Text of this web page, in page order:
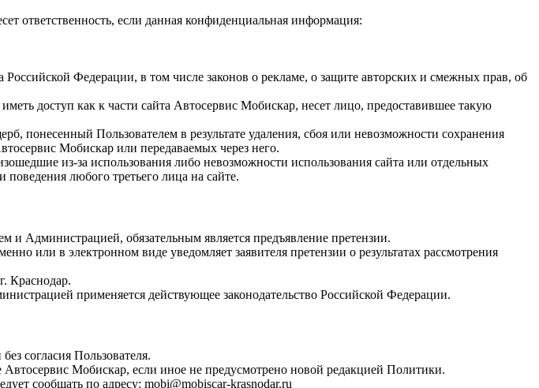
ответственность, если данная конфиденциальная информация:
Российской Федерации, в том числе законов о рекламе, о защите авторских и смежных прав, об
доступ как к части сайта Автосервис Мобискар, несет лицо, предоставившее такую
понесенный Пользователем в результате удаления, сбоя или невозможности сохранения
Мобискар или передаваемых через него.
из-за использования либо невозможности использования сайта или отдельных
любого третьего лица на сайте.
Администрацией, обязательным является предъявление претензии.
или в электронном виде уведомляет заявителя претензии о результатах рассмотрения
Краснодар.
применяется действующее законодательство Российской Федерации.
согласия Пользователя.
Мобискар, если иное не предусмотрено новой редакцией Политики.
сообщать по адресу: mobi@mobiscar-krasnodar.ru